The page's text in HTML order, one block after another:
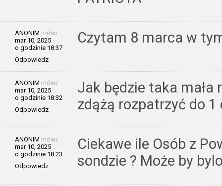
ANONIM mówi:
mar 10, 2025
o godzinie 18:37
Odpowiedz
Czytam 8 marca w
ANONIM mówi:
mar 10, 2025
o godzinie 18:32
Odpowiedz
Jak będzie taka mała
zdążą rozpatrzyć do 1
ANONIM mówi:
mar 10, 2025
o godzinie 18:23
Odpowiedz
Ciekawe ile Osób z
sondzie ? Może by